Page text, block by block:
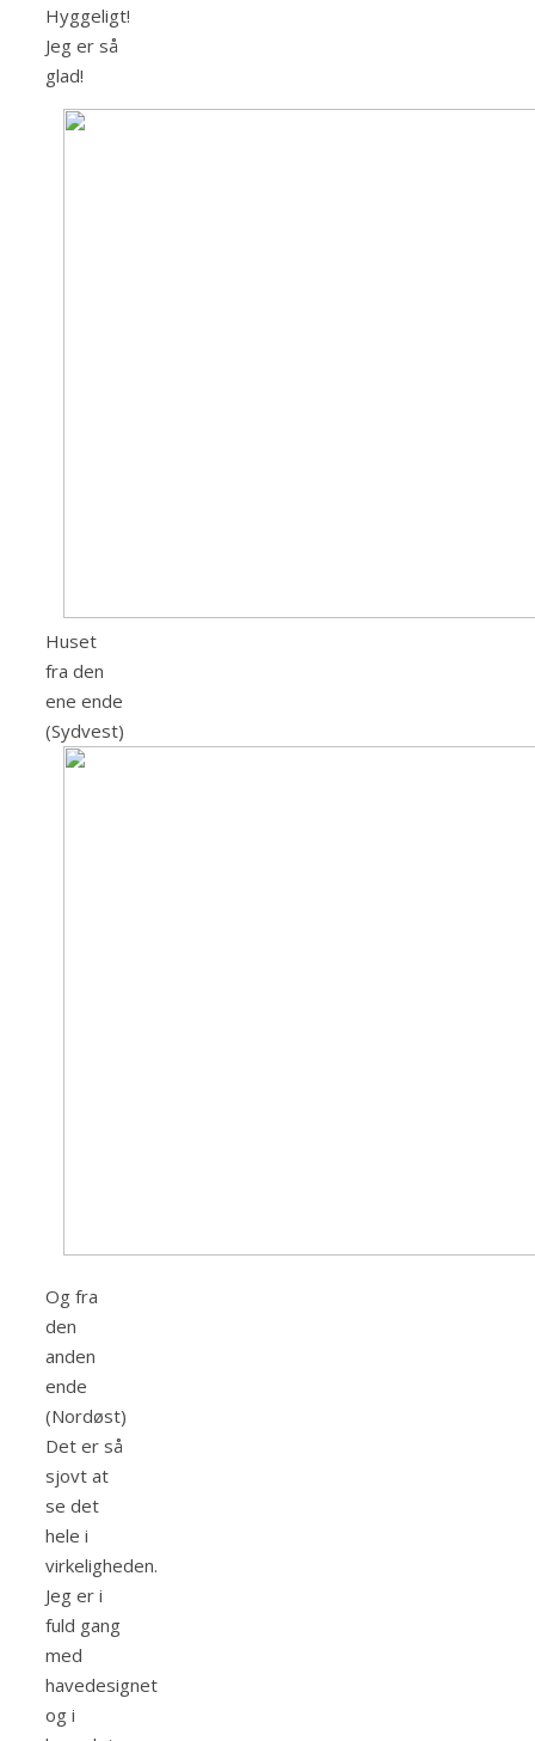
Hyggeligt!
Jeg er så
glad!
Huset
fra den
ene ende
(Sydvest)
Og fra
den
anden
ende
(Nordøst)
Det er så
sjovt at
se det
hele i
virkeligheden.
Jeg er i
fuld gang
med
havedesignet
og i